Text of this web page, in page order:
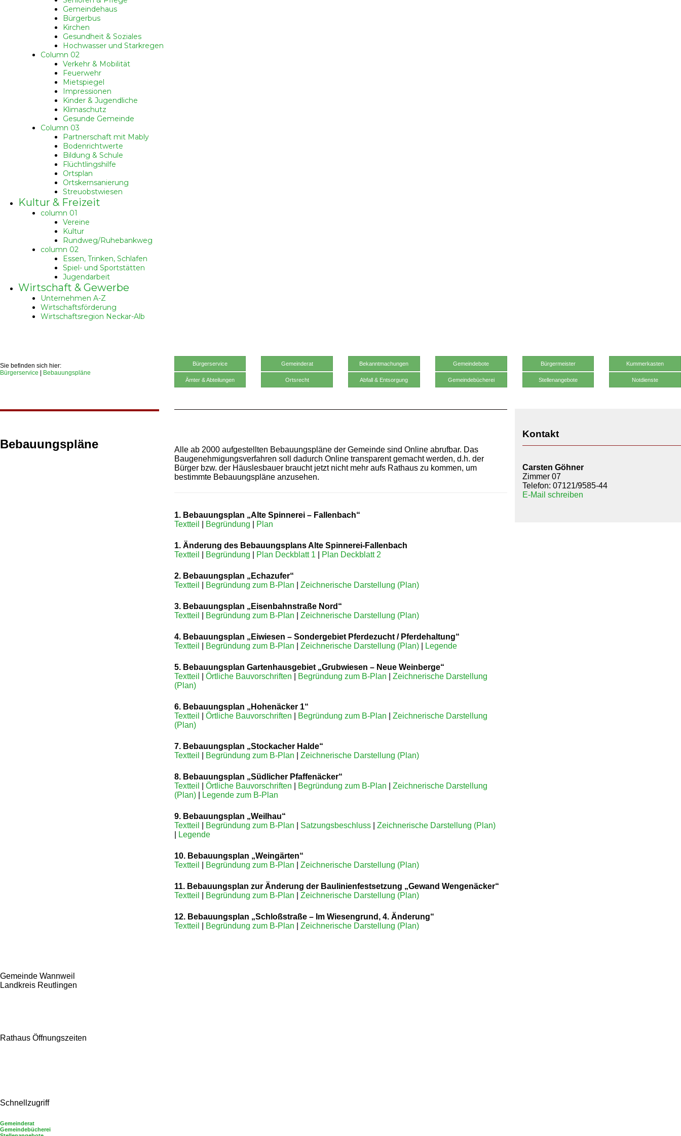
Gemeindehaus
Bürgerbus
Kirchen
Gesundheit & Soziales
Hochwasser und Starkregen
Column 02
Verkehr & Mobilität
Feuerwehr
Mietspiegel
Impressionen
Kinder & Jugendliche
Klimaschutz
Gesunde Gemeinde
Column 03
Partnerschaft mit Mably
Bodenrichtwerte
Bildung & Schule
Flüchtlingshilfe
Ortsplan
Ortskernsanierung
Streuobstwiesen
Kultur & Freizeit
column 01
Vereine
Kultur
Rundweg/Ruhebankweg
column 02
Essen, Trinken, Schlafen
Spiel- und Sportstätten
Jugendarbeit
Wirtschaft & Gewerbe
Unternehmen A-Z
Wirtschaftsförderung
Wirtschaftsregion Neckar-Alb
Sie befinden sich hier:
Bürgerservice
Bebauungspläne
Bürgerservice
Ämter & Abteilungen
Gemeinderat
Ortsrecht
Bekanntmachungen
Abfall & Entsorgung
Gemeindebote
Gemeindebücherei
Bürgermeister
Stellenangebote
Kummerkasten
Notdienste
Bebauungspläne Alle ab 2000 aufgestellten Bebauungspläne der Gemeinde sind Online abrufbar. Das
Baugenehmigungsverfahren soll dadurch Online transparent gemacht werden, d.h. der
Bürger bzw. der Häuslesbauer braucht jetzt nicht mehr aufs Rathaus zu kommen, um
bestimmte Bebauungspläne anzusehen.
1. Bebauungsplan „Alte Spinnerei – Fallenbach“
Textteil
Begründung Plan
1. Änderung des Bebauungsplans Alte Spinnerei-Fallenbach
Textteil
Begründung Plan Deckblatt 1 Plan Deckblatt 2
2. Bebauungsplan „Echazufer“
Textteil
Begründung zum B-Plan Zeichnerische Darstellung (Plan)
3. Bebauungsplan „Eisenbahnstraße Nord“
Textteil
Begründung zum B-Plan Zeichnerische Darstellung (Plan)
4. Bebauungsplan „Eiwiesen – Sondergebiet Pferdezucht / Pferdehaltung“
Textteil
Begründung zum B-Plan Zeichnerische Darstellung (Plan)| Legende
5. Bebauungsplan Gartenhausgebiet „Grubwiesen – Neue Weinberge“
Textteil
Örtliche Bauvorschriften Begründung zum B-Plan
Zeichnerische Darstellung
(Plan)
6. Bebauungsplan „Hohenäcker 1“
Textteil
Örtliche Bauvorschriften Begründung zum B-Plan
Zeichnerische Darstellung
(Plan)
7. Bebauungsplan „Stockacher Halde“
Textteil
Begründung zum B-Plan Zeichnerische Darstellung (Plan)
8. Bebauungsplan „Südlicher Pfaffenäcker“
Textteil
Örtliche Bauvorschriften Begründung zum B-Plan
Zeichnerische Darstellung
(Plan)| Legende zum B-Plan
9. Bebauungsplan „Weilhau“
Textteil
Begründung zum B-Plan Satzungsbeschluss| Zeichnerische Darstellung (Plan)
Legende
10. Bebauungsplan „Weingärten“
Textteil
Begründung zum B-Plan Zeichnerische Darstellung (Plan)
11. Bebauungsplan zur Änderung der Baulinienfestsetzung „Gewand Wengenäcker“
Textteil
Begründung zum B-Plan Zeichnerische Darstellung (Plan)
12. Bebauungsplan „Schloßstraße – Im Wiesengrund, 4. Änderung“
Textteil
Begründung zum B-Plan Zeichnerische Darstellung (Plan)
Kontakt
Carsten Göhner
Zimmer 07
Telefon: 07121/9585-44
E-Mail schreiben
Gemeinde Wannweil
Landkreis Reutlingen
Rathaus Öffnungszeiten
Schnellzugriff
Gemeinderat
Gemeindebücherei